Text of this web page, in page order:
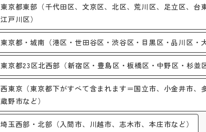
東京都東部（千代田区、文京区、北区、荒川区、足立区、台
江戸川区）
東京都・城南（港区・世田谷区・渋谷区・目黒区・品川区・大
東京都23区北西部（新宿区・豊島区・板橋区・中野区・杉並
西東京（東京都下がすべて含まれます＝国立市、小金井市、
蔵野市など）
埼玉西部・北部（入間市、川越市、志木市、本庄市など）